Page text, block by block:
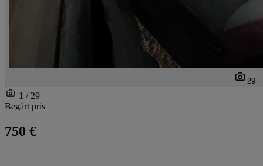
29
1 / 29
Begärt pris
750 €